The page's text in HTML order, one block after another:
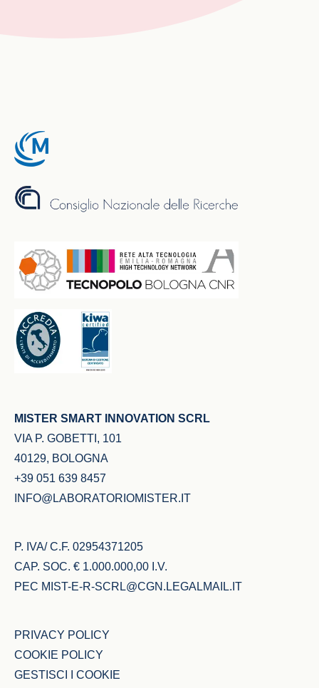
MISTER SMART INNOVATION SCRL
VIA P. GOBETTI, 101
40129, BOLOGNA
+39 051 639 8457
INFO@LABORATORIOMISTER.IT
P. IVA/ C.F. 02954371205
CAP. SOC. € 1.000.000,00 I.V.
PEC MIST-E-R-SCRL@CGN.LEGALMAIL.IT
PRIVACY POLICY
COOKIE POLICY
GESTISCI I COOKIE